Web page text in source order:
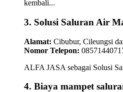
kembali...
3. Solusi Saluran Air
Alamat: Cibubur, Cileungsi
Nomor Telepon:
ALFA JASA sebagai Solusi
4. Biaya mampet